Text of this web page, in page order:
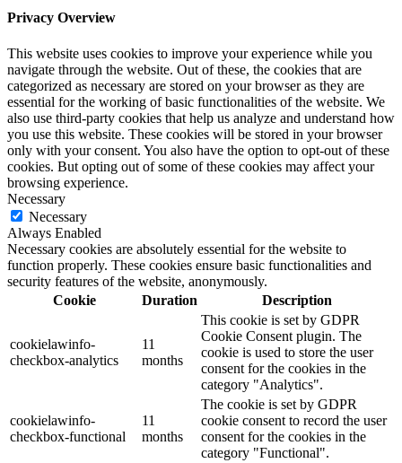
Privacy Overview
This website uses cookies to improve your experience while you
navigate through the website. Out of these, the cookies that are
categorized as necessary are stored on your browser as they are
essential for the working of basic functionalities of the website. We
also use third-party cookies that help us analyze and understand how
you use this website. These cookies will be stored in your browser
only with your consent. You also have the option to opt-out of these
cookies. But opting out of some of these cookies may affect your
browsing experience.
Necessary
Necessary
Always Enabled
Necessary cookies are absolutely essential for the website to
function properly. These cookies ensure basic functionalities and
security features of the website, anonymously.
Cookie
Duration Description
cookielawinfo-
checkbox-analytics
11
months
This cookie is set by GDPR
Cookie Consent plugin. The
cookie is used to store the user
consent for the cookies in the
category "Analytics".
cookielawinfo-
checkbox-functional
11
months
The cookie is set by GDPR
cookie consent to record the user
consent for the cookies in the
category "Functional".